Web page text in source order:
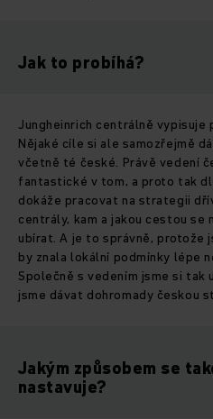
Jak to probíhá?
Jungheinrich centrálně
Nějaké cíle si ale samozřejmě
včetně té české. Právě vedení
fantastické v tom, a proto tak
dokáže pracovat na strategii
centrály, kam a jakou cestou se
ubírat. A je to správně, protože
by znala lokální podmínky lépe
Společně s vedením jsme si
jsme dávat dohromady českou
Jakým způsobem se
nastavuje?